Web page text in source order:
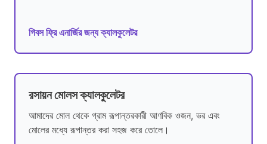
গিবস ফ্রি এনার্জির জন্য ক্যালকুলেটর
রসায়ন মোলস ক্যালকুলেটর
আমাদের মোল থেকে গ্রাম রূপান্তরকারী আণবিক ওজন, ভর এবং
মোলের মধ্যে রূপান্তর করা সহজ করে তোলে।